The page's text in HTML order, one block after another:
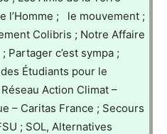
l’Homme ; le mouvement ;
Colibris ; Notre Affaire
Partager c’est sympa ;
Étudiants pour le
Action Climat –
– Caritas France ; Secours
; SOL, Alternatives